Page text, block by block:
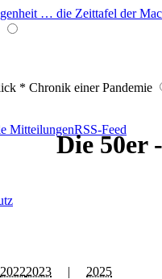
… die Zeittafel der
* Chronik einer Pandemie
MitteilungenRSS-Feed
20222023 | 2025
Die 50er